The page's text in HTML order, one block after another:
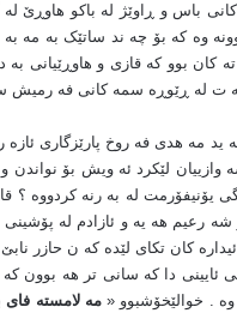
باس و ڕاوێژ له باکو
وه که بۆ چه ند ساتێک به مه
کان بوو که قازی و هاوڕێیانی
ت له ڕێوڕه سمه کانی فه
مه هدی فه روخ پارێزگاری ئازه
وازییان لێکرد ئه ویش بۆ
له به رنه کردووه ؟
رعیم هه یه و ئازادم له
کان تکای لێده که ن حازر نابێ
ئایینی دا که سانی تر هه
وه . خوالێخۆشبوو «مه لامسته فای